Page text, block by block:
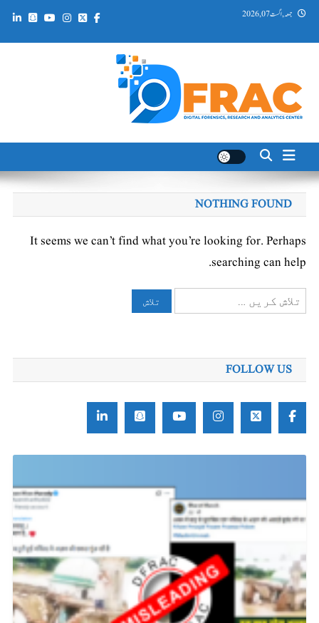
Skip جمعہ, اگست 07, 2026
DFRAC_ORG
NOTHING FOUND
It seems we can’t find what you’re looking for. Perhaps
searching can help.
تلاش
کریں
FOLLOW US